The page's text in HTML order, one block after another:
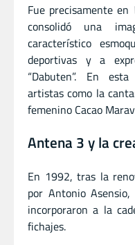
Fue precisamente en
consolidó una
característico
deportivas y a
“Dabuten”. En
artistas como la
femenino Cacao
Antena 3 y la
En 1992, tras la
por Antonio
incorporaron a la
fichajes.